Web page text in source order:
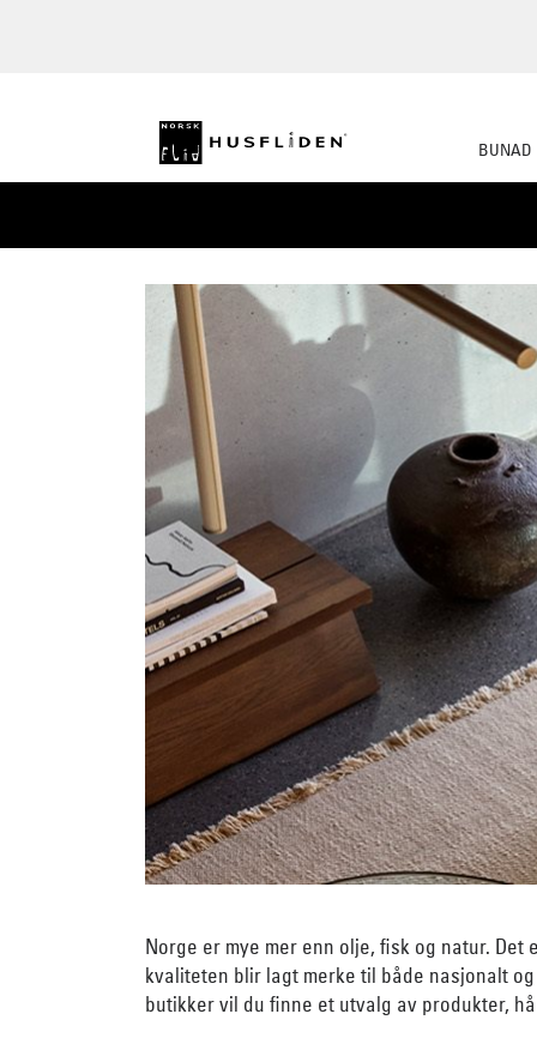
BUNAD
Norge er mye mer enn olje, fisk og natur.
kvaliteten blir lagt merke til både nasjonalt
butikker vil du finne et utvalg av produkter,